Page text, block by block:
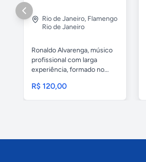
Rio de Janeiro, Flamengo
Rio de Janeiro
Ronaldo Alvarenga, músico
profissional com larga
experiência, formado no...
R$ 120,00